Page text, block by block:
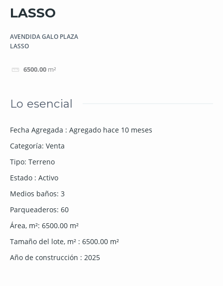
LASSO
AVENDIDA GALO PLAZA
LASSO
6500.00 m²
Lo esencial
Fecha Agregada : Agregado hace 10 meses
Categoría: Venta
Tipo: Terreno
Estado : Activo
Medios baños: 3
Parqueaderos: 60
Área, m²: 6500.00 m²
Tamaño del lote, m² : 6500.00 m²
Año de construcción : 2025